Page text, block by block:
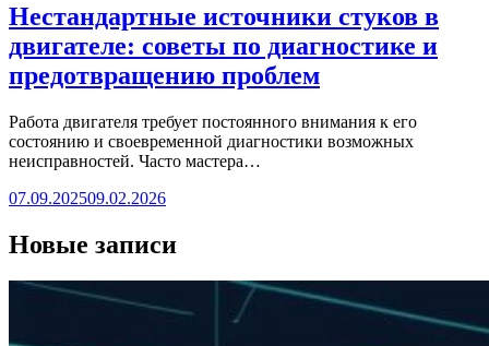
Нестандартные источники стуков в
двигателе: советы по диагностике и
предотвращению проблем
Работа двигателя требует постоянного внимания к его
состоянию и своевременной диагностики возможных
неисправностей. Часто мастера…
07.09.202509.02.2026
Новые записи